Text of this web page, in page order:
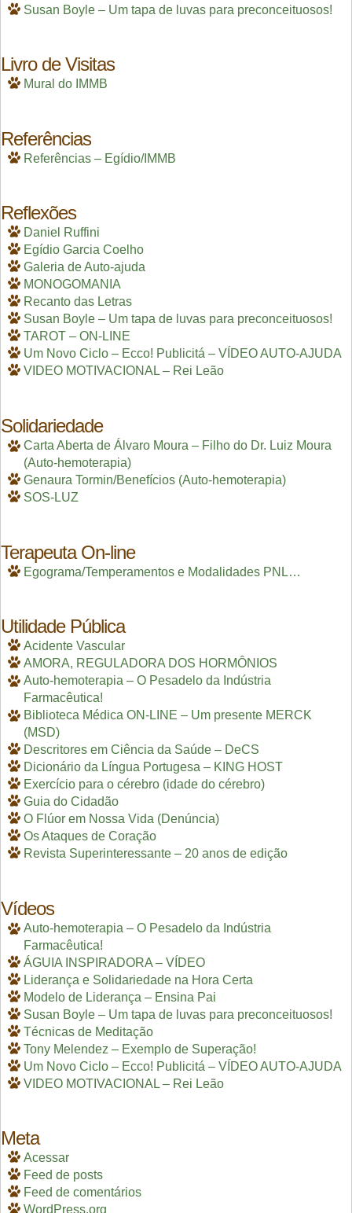
Susan Boyle – Um tapa de luvas para preconceituosos!
Livro de Visitas
Mural do IMMB
Referências
Referências – Egídio/IMMB
Reflexões
Daniel Ruffini
Egídio Garcia Coelho
Galeria de Auto-ajuda
MONOGOMANIA
Recanto das Letras
Susan Boyle – Um tapa de luvas para preconceituosos!
TAROT – ON-LINE
Um Novo Ciclo – Ecco! Publicitá – VÍDEO AUTO-AJUDA
VIDEO MOTIVACIONAL – Rei Leão
Solidariedade
Carta Aberta de Álvaro Moura – Filho do Dr. Luiz Moura
(Auto-hemoterapia)
Genaura Tormin/Benefícios (Auto-hemoterapia)
SOS-LUZ
Terapeuta On-line
Egograma/Temperamentos e Modalidades PNL…
Utilidade Pública
Acidente Vascular
AMORA, REGULADORA DOS HORMÔNIOS
Auto-hemoterapia – O Pesadelo da Indústria
Farmacêutica!
Biblioteca Médica ON-LINE – Um presente MERCK
(MSD)
Descritores em Ciência da Saúde – DeCS
Dicionário da Língua Portugesa – KING HOST
Exercício para o cérebro (idade do cérebro)
Guia do Cidadão
O Flúor em Nossa Vida (Denúncia)
Os Ataques de Coração
Revista Superinteressante – 20 anos de edição
Vídeos
Auto-hemoterapia – O Pesadelo da Indústria
Farmacêutica!
ÁGUIA INSPIRADORA – VÍDEO
Liderança e Solidariedade na Hora Certa
Modelo de Liderança – Ensina Pai
Susan Boyle – Um tapa de luvas para preconceituosos!
Técnicas de Meditação
Tony Melendez – Exemplo de Superação!
Um Novo Ciclo – Ecco! Publicitá – VÍDEO AUTO-AJUDA
VIDEO MOTIVACIONAL – Rei Leão
Meta
Acessar
Feed de posts
Feed de comentários
WordPress.org